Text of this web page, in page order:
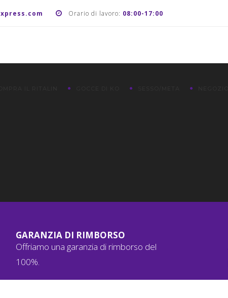
Orario di lavoro: 08:00-17:00
GARANZIA DI RIMBORSO
Offriamo una garanzia di rimborso del
100%.